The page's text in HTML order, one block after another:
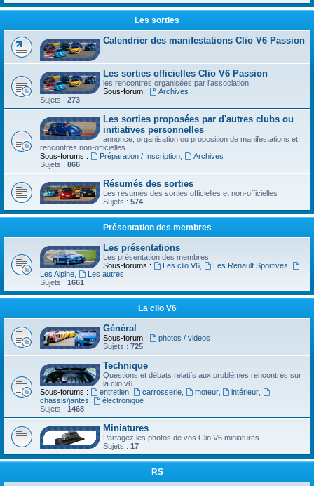
Les sorties
Calendrier des manifestations Clio V6 Passion
Les sorties officielles Clio V6 Passion
les rencontres organisées par l'association
Sous-forum :
Archives
Sujets : 273
Les sorties proposées par d'autres clubs ou
initiatives personnelles
annonce, organisation ou proposition de manifestations et
rencontres non-officielles.
Sous-forums :
Préparation / Inscription,
Archives
Sujets : 866
Résumés des sorties
Les résumés des sorties officielles et non-officielles
Sujets : 574
Présentation des membres
Les présentations
Les présentation des membres
Sous-forums :
Les clio V6, Les Renault Sportives,
Les Alpine,
Les autres
Sujets : 1661
La clio V6
Général
Sous-forum :
photos / videos
Sujets : 725
Technique
Questions et débats relatifs aux problèmes rencontrés sur
la clio v6
Sous-forums :
entretien, carrosserie, moteur, intérieur,
chassis/jantes,
électronique
Sujets : 1468
Miniatures
Partagez les photos de vos Clio V6 miniatures
Sujets : 17
RS